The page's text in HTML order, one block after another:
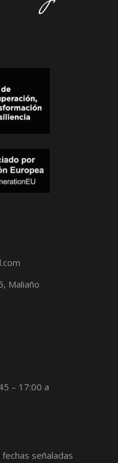
Maliaño
– 17:00 a
señaladas